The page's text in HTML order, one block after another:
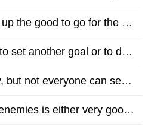
포기하기를 주저하지 말고 더 훌륭한 것을 위해 노력해야 한다. …
새로운 목표를 세우거나 꿈꾸기에 늦은 나이는 없다. - …
아름다움이 있지만, 누구나 다 볼 수 있는 것은 아니다. - Confuciu…
적이 없는 사람은 너무 좋은사람이거나, 너무 나쁜 사람이다. - Wi…